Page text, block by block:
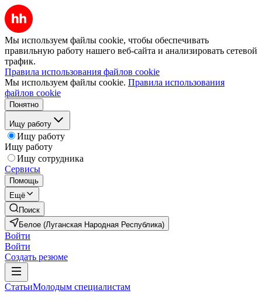
Мы используем файлы cookie, чтобы обеспечивать
правильную работу нашего веб-сайта и анализировать сетевой
трафик.
Правила использования файлов cookie
Мы используем файлы cookie. Правила использования
файлов cookie
Понятно
Ищу работу
Ищу работу
Ищу работу
Ищу сотрудника
Сервисы
Помощь
Ещё
Поиск
Белое (Луганская Народная Республика)
Войти
Войти
Создать резюме
СтатьиМолодым специалистам